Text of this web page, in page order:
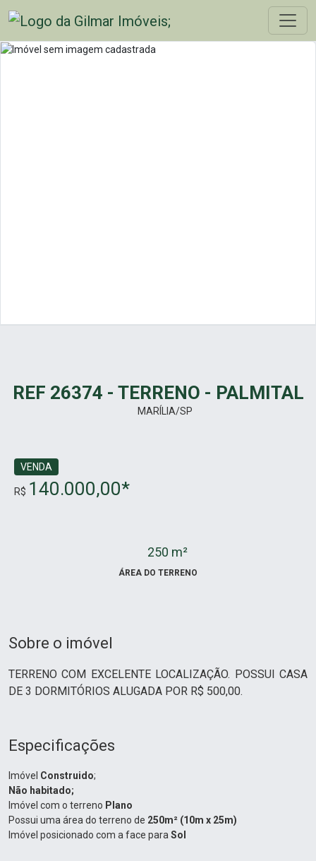
REF 26374 - TERRENO - PALMITAL
MARÍLIA/SP
VENDA
R$ 140.000,00*
250 m²
ÁREA DO TERRENO
Sobre o imóvel
TERRENO COM EXCELENTE LOCALIZAÇÃO. POSSUI CASA
DE 3 DORMITÓRIOS ALUGADA POR R$ 500,00.
Especificações
Imóvel Construido;
Não habitado;
Imóvel com o terreno Plano
Possui uma área do terreno de 250m² (10m x 25m)
Imóvel posicionado com a face para Sol